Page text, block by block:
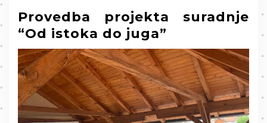
Provedba projekta suradnje
“Od istoka do juga”